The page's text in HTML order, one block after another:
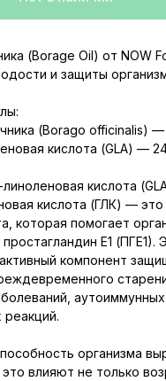
(Borage Oil) от NOW
и защиты
(Borago officinalis) —
кислота (GLA) —
кислота
кислота (ГЛК) —
которая помогает
Е1 (ПГЕ1).
компонент
реакций.
организма
влияют не только